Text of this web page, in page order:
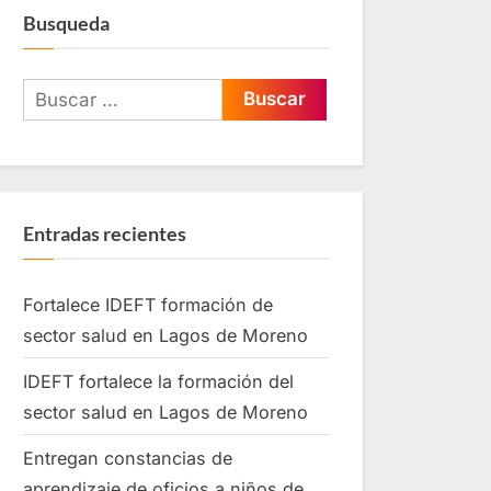
Busqueda
Entradas recientes
Fortalece IDEFT formación de
sector salud en Lagos de Moreno
IDEFT fortalece la formación del
sector salud en Lagos de Moreno
Entregan constancias de